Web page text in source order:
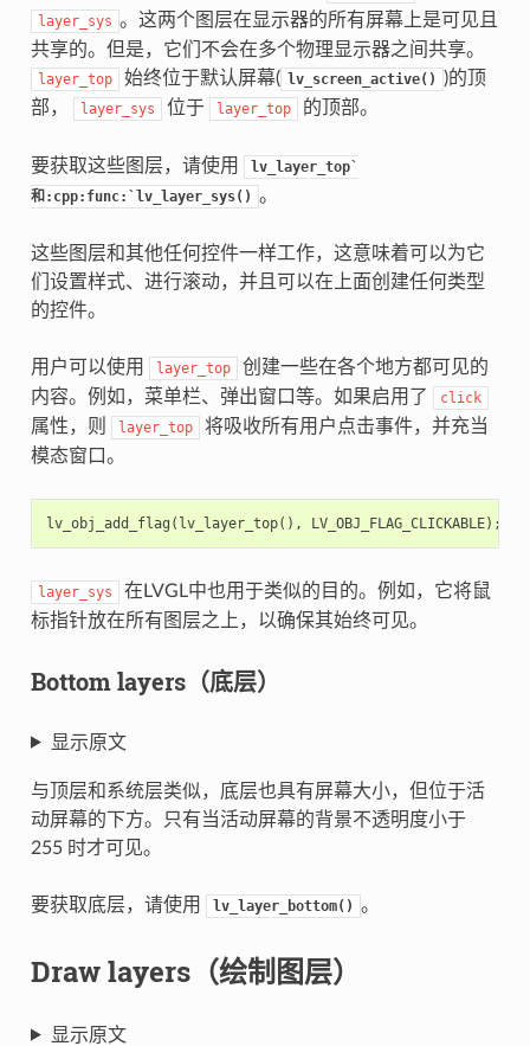
layer_sys 。这两个图层在显示器的所有屏幕上是可见且
共享的。但是，它们不会在多个物理显示器之间共享。
layer_top 始终位于默认屏幕( lv_screen_active()
)的顶
部，
layer_sys 位于 layer_top 的顶部。
要获取这些图层，请使用
lv_layer_top`
和:cpp:func:`lv_layer_sys() 。
这些图层和其他任何控件一样工作，这意味着可以为它
们设置样式、进行滚动，并且可以在上面创建任何类型
的控件。
用户可以使用 layer_top
创建一些在各个地方都可见的
内容。例如，菜单栏、弹出窗口等。如果启用了
click
属性，则 layer_top
将吸收所有用户点击事件，并充当
模态窗口。
lv_obj_add_flag ( lv_layer_top(), LV_OBJ_FLAG_CLICKABLE);
layer_sys
在LVGL中也用于类似的目的。例如，它将鼠
标指针放在所有图层之上，以确保其始终可见。
Bottom layers（底层）
显示原文
与顶层和系统层类似，底层也具有屏幕大小，但位于活
动屏幕的下方。只有当活动屏幕的背景不透明度小于
255 时才可见。
要获取底层，请使用 lv_layer_bottom() 。
Draw layers（绘制图层）
显示原文